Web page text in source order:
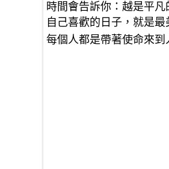
時間會告訴你：越是平凡
自己喜歡的日子，就是
每個人都是帶著使命來到